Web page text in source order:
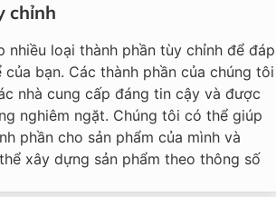
chỉnh
nhiều loại thành phần tùy chỉnh để đáp
của bạn. Các thành phần của chúng tôi
nhà cung cấp đáng tin cậy và được
nghiêm ngặt. Chúng tôi có thể giúp
phần cho sản phẩm của mình và
xây dựng sản phẩm theo thông số